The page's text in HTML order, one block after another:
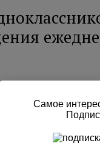
ведут
Самое